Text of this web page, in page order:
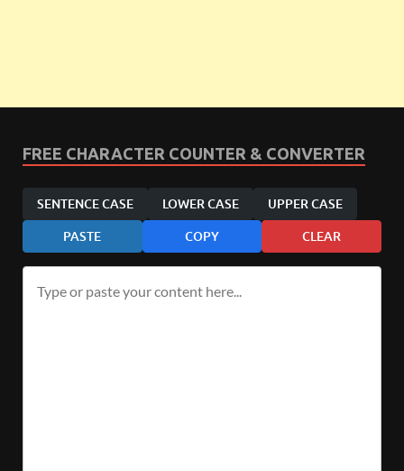
FREE CHARACTER COUNTER & CONVERTER
SENTENCE CASE LOWER CASE UPPER CASE
PASTE COPY CLEAR